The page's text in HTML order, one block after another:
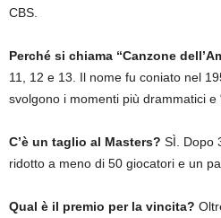
CBS.
Perché si chiama “Canzone
11, 12 e 13. Il nome fu coniato nel
svolgono i momenti più drammatici e
C’è un taglio al Masters? SÌ. Dopo
ridotto a meno di 50 giocatori e un
Qual è il premio per la vincita?